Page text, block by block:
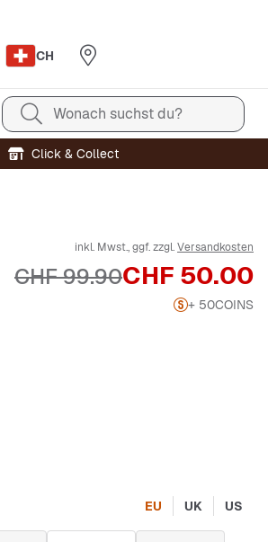
CH
Wonach suchst du?
Click & Collect
inkl. Mwst., ggf. zzgl.Versandkosten
Preis
CHF 50.00
Originalpreis
CHF 99.90
+ 50COINS
EU UK US